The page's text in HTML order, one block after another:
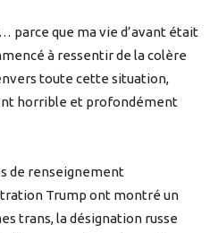
parce que ma vie d’avant était
à ressentir de la colère
toute cette situation,
horrible et profondément
de renseignement
Trump ont montré un
trans, la désignation russe